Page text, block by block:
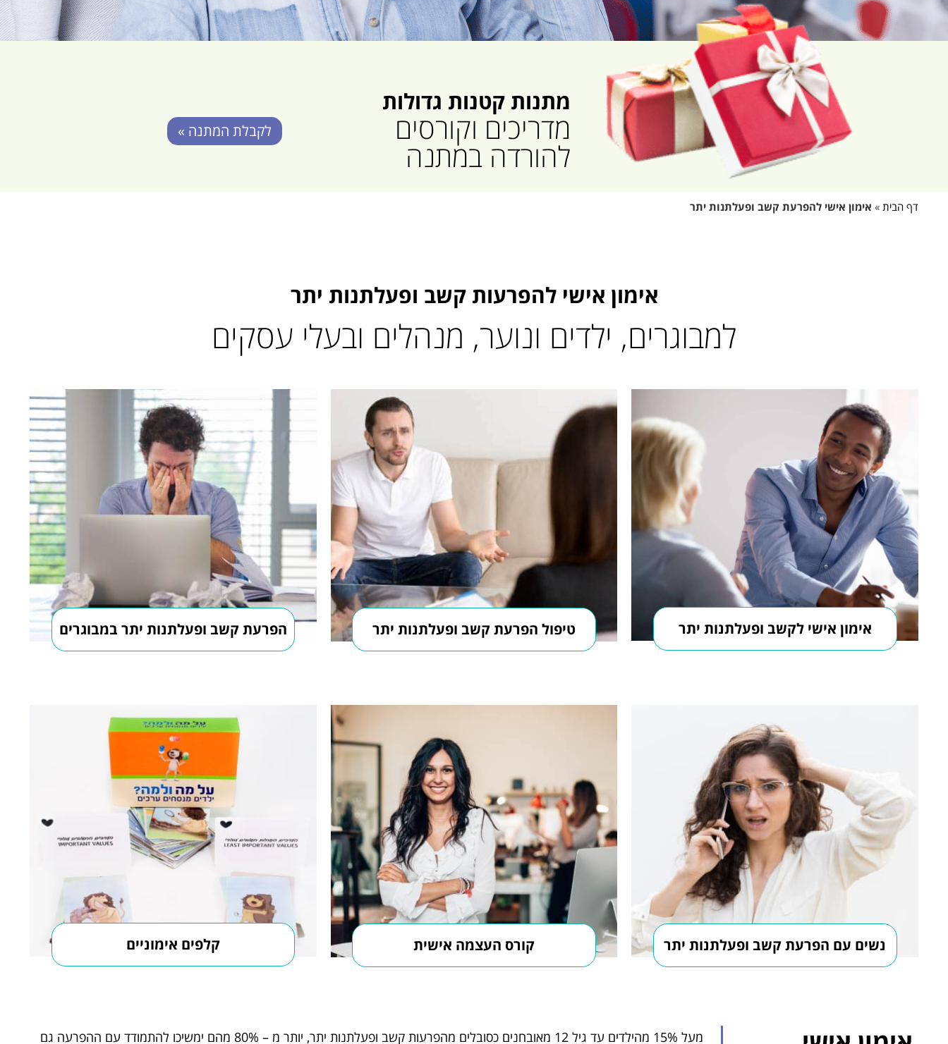
מתנות קטנות גדולות
מדריכים וקורסים
להורדה במתנה
לקבלת המתנה »
דף הבית » אימון אישי להפרעת קשב ופעלתנות יתר
אימון אישי להפרעות קשב ופעלתנות יתר
למבוגרים, ילדים ונוער, מנהלים ובעלי עסקים
אימון אישי לקשב ופעלתנות יתר טיפול הפרעת קשב ופעלתנות יתר הפרעת קשב ופעלתנות יתר במבוגרים
נשים עם הפרעת קשב ופעלתנות יתר קורס העצמה אישית קלפים אימוניים
מעל 15% מהילדים עד גיל 12 מאובחנים כסובלים מהפרעות קשב ופעלתנות יתר, יותר מ – 80% מהם ימשיכו להתמודד עם ההפרעה גם